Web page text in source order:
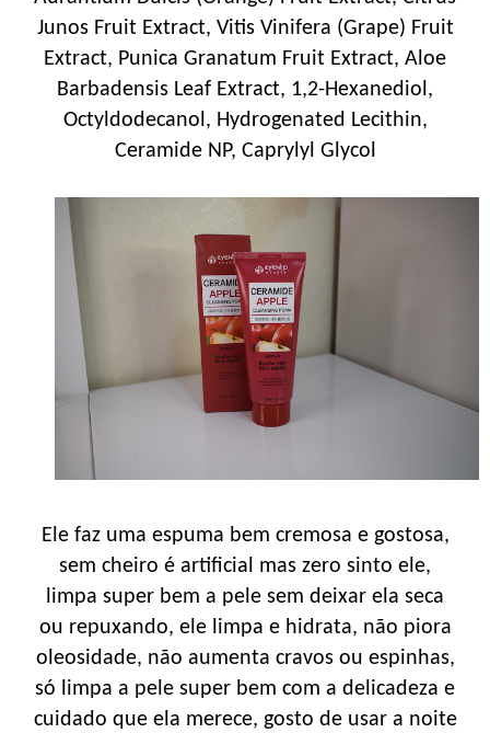
Junos Fruit Extract, Vitis Vinifera (Grape) Fruit
Extract, Punica Granatum Fruit Extract, Aloe
Barbadensis Leaf Extract, 1,2-Hexanediol,
Octyldodecanol, Hydrogenated Lecithin,
Ceramide NP, Caprylyl Glycol
Ele faz uma espuma bem cremosa e gostosa,
sem cheiro é artificial mas zero sinto ele,
limpa super bem a pele sem deixar ela seca
ou repuxando, ele limpa e hidrata, não piora
oleosidade, não aumenta cravos ou espinhas,
só limpa a pele super bem com a delicadeza e
cuidado que ela merece, gosto de usar a noite